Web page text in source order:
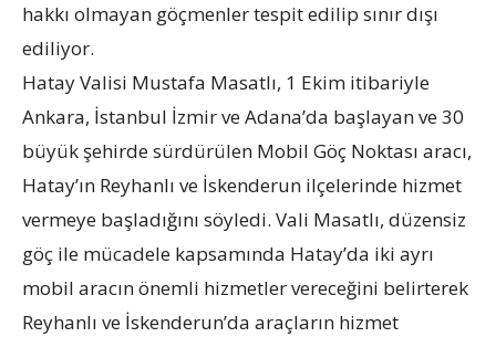
hakkı olmayan göçmenler tespit edilip sınır dışı
ediliyor.
Hatay Valisi Mustafa Masatlı, 1 Ekim itibariyle
Ankara, İstanbul İzmir ve Adana’da başlayan ve 30
büyük şehirde sürdürülen Mobil Göç Noktası aracı,
Hatay’ın Reyhanlı ve İskenderun ilçelerinde hizmet
vermeye başladığını söyledi. Vali Masatlı, düzensiz
göç ile mücadele kapsamında Hatay’da iki ayrı
mobil aracın önemli hizmetler vereceğini belirterek
Reyhanlı ve İskenderun’da araçların hizmet